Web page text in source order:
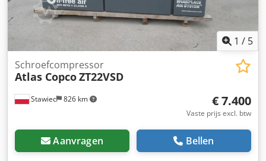
1 / 5
Stawiec 826 km
Schroefcompressor
Atlas CopcoZT22VSD
€ 7.400
Vaste prijs excl. btw
Aanvragen Bellen